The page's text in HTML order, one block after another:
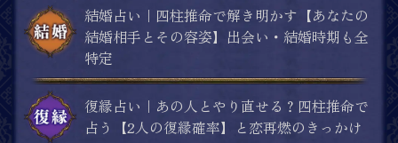
結婚占い｜四柱推命で解き明かす【あなたの
結婚相手とその容姿】出会い・結婚時期も全
特定
復縁占い｜あの人とやり直せる？四柱推命で
占う【2人の復縁確率】と恋再燃のきっかけ